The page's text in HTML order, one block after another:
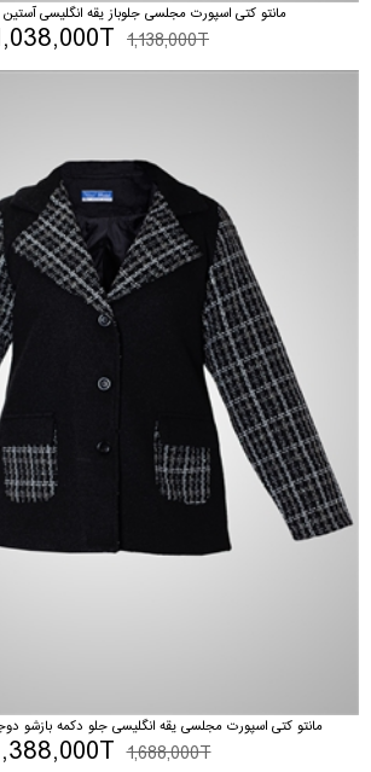
مانتو کتی اسپورت مجلسی جلوباز یقه انگلیسی
1,138,000T
مانتو کتی اسپورت مجلسی یقه انگلیسی جلو دکمه بازشو
1,688,000T